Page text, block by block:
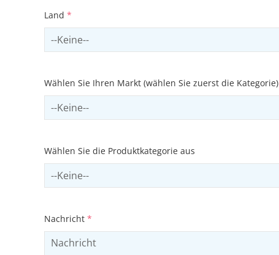
Land *
Select country
Wählen Sie Ihren Markt (wählen Sie zuerst die Kategorie)
Select sector
Wählen Sie die Produktkategorie aus
Select productCategory
Nachricht *